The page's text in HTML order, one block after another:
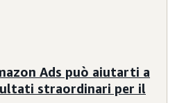
Ads può aiutarti a
straordinari per il